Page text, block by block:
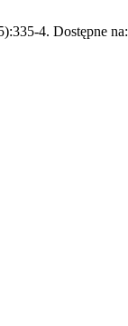
4. Dostępne na: